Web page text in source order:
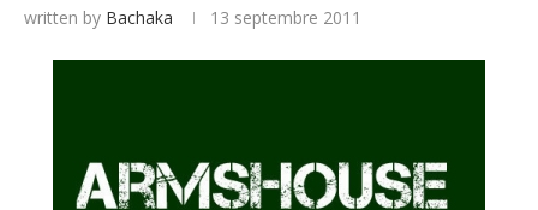
written by Bachaka 13 septembre 2011